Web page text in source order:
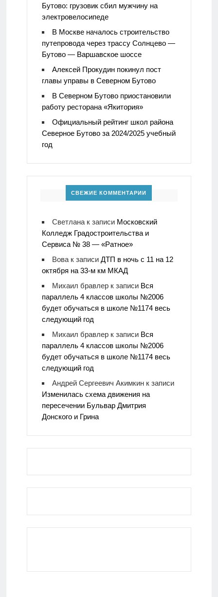
Бутово: грузовик сбил мужчину на
электровелосипеде
В Москве началось строительство
путепровода через трассу Солнцево —
Бутово — Варшавское шоссе
Алексей Прокудин покинул пост
главы управы в Северном Бутово
В Северном Бутово приостановили
работу ресторана «Якитория»
Официальный рейтинг школ района
Северное Бутово за 2024/2025 учебный
год
СВЕЖИЕ КОММЕНТАРИИ
Светланак записи Московский
Колледж Градостроительства и
Сервиса № 38 — «Ратное»
Вовак записи ДТП в ночь с 11 на 12
октября на 33-м км МКАД
Михаил бравлерк записи Вся
параллель 4 классов школы №2006
будет обучаться в школе №1174 весь
следующий год
Михаил бравлерк записи Вся
параллель 4 классов школы №2006
будет обучаться в школе №1174 весь
следующий год
Андрей Сергеевич Акимкинк записи
Изменилась схема движения на
пересечении Бульвар Дмитрия
Донского и Грина